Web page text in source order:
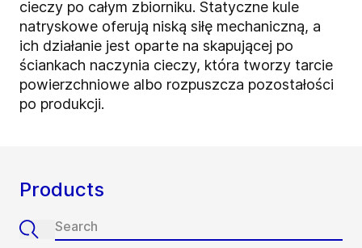
cieczy po całym zbiorniku. Statyczne kule
natryskowe oferują niską siłę mechaniczną, a
ich działanie jest oparte na skapującej po
ściankach naczynia cieczy, która tworzy tarcie
powierzchniowe albo rozpuszcza pozostałości
po produkcji.
Products